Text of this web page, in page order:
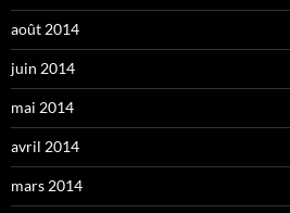
août 2014
juin 2014
mai 2014
avril 2014
mars 2014